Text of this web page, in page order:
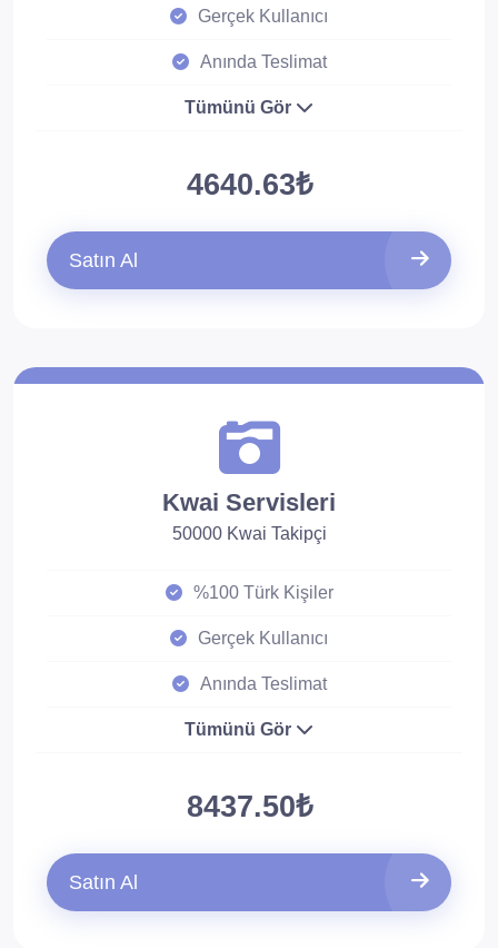
Gerçek Kullanıcı
Anında Teslimat
Tümünü Gör
4640.63₺
Satın Al
Kwai Servisleri
50000 Kwai Takipçi
%100 Türk Kişiler
Gerçek Kullanıcı
Anında Teslimat
Tümünü Gör
8437.50₺
Satın Al